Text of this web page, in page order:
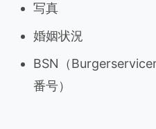
写真
婚姻状況
BSN（
番号）